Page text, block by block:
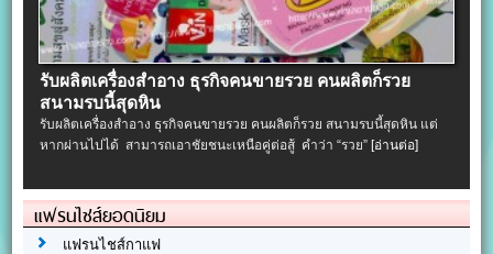
รับผลิตเครื่องสําอาง ธุรกิจคนขายรวย คนผลิตก็รวย
สนามรบนี้สุดหิน
รับผลิตเครื่องสําอาง ธุรกิจคนขายรวย คนผลิตก็รวย สนามรบนี้สุดหิน แต่
หากผ่านไปได้ สามารถเอาชัยชนะเหนือคู่ต่อสู้ คำว่า “รวย”[อ่านต่อ]
แฟรนไชส์ยอดนิยม
แฟรนไชส์กาแฟ